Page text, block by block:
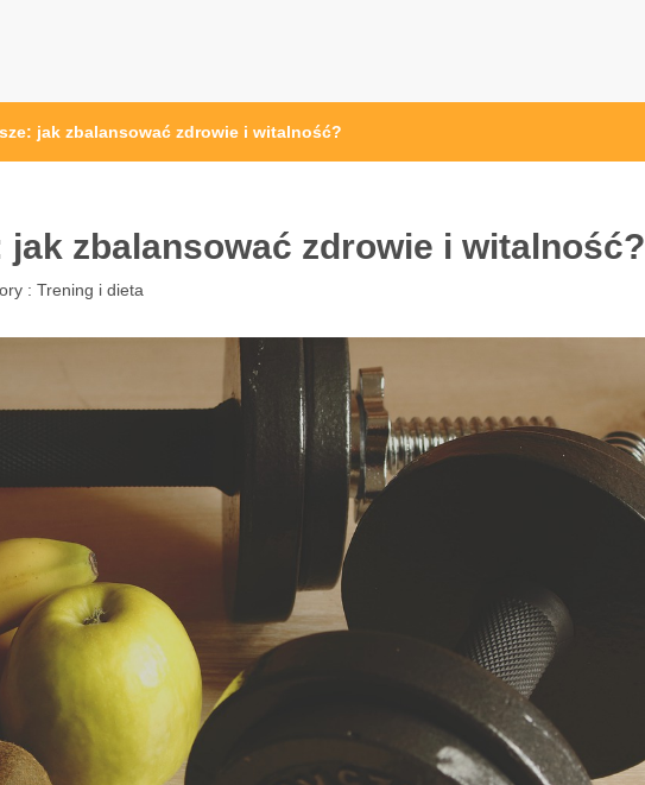
sklep ze sprzętem sportowym
jak zbalansować zdrowie i witalność?
jak zbalansować zdrowie i witalność?
: Trening i dieta